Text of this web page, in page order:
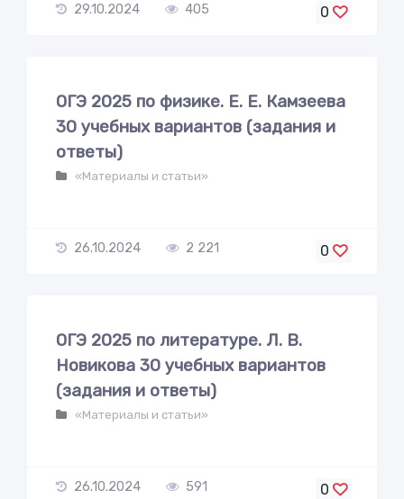
29.10.2024 405 0
ОГЭ 2025 по физике. Е. Е. Камзеева
30 учебных вариантов (задания и
ответы)
«Материалы и статьи»
26.10.2024 2 221 0
ОГЭ 2025 по литературе. Л. В.
Новикова 30 учебных вариантов
(задания и ответы)
«Материалы и статьи»
26.10.2024 591 0